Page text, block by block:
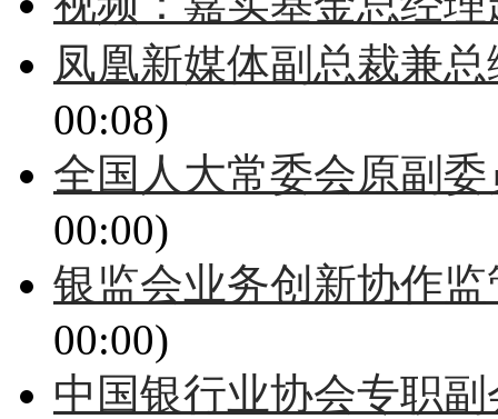
凤凰新媒体副总裁兼
00:08)
全国人大常委会原副
00:00)
银监会业务创新协作
00:00)
中国银行业协会专职